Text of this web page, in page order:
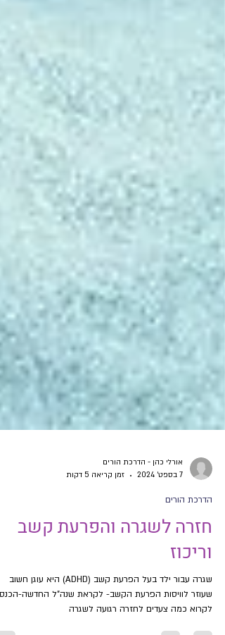
7 בספט׳ 2024
זמן קריאה 5 דקות
הדרכת הורים
חזרה לשגרה והפרעת קשב
וריכוז
שגרה עבור ילד בעל הפרעת קשב (ADHD) היא עוגן חשוב